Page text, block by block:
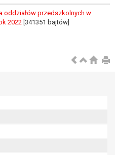
oddziałów przedszkolnych w
2022 [341351 bajtów]
zadania realizowanego w
lub w ramach
władzy publicznej
z Pani/Pana
nie może już